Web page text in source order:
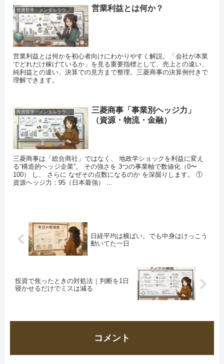
投資哲学・メンタルラウンジ 営業利益とは何か？
営業利益とは何かを初心者向けにわかりやすく解説。「会社が本業
でどれだけ稼げているか」を見る重要指標として、売上との違い、
純利益との違い、決算での見方まで整理。三菱商事の決算例付きで
理解できます。
三菱商事「事業別ヘッジ力」
（資源・物流・金融）
三菱商事は「総合商社」ではなく、 地政学ショックを利益に変え
る“構造的ヘッジ企業”。 その強さを 3つの事業軸で数値化（0〜
100） し、 さらに なぜその点数になるのか を深掘りします。 ①
資源ヘッジ力：95（日本最強） ...
日経平均は横ばい。でも中身はけっこう
動いてた一日
投資で焦ったときの対処法｜判断を1日
寝かせるだけでミスは減る
コメント